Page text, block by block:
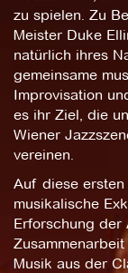
zu spielen. Zu
Meister Duke
natürlich ihres
gemeinsame
Improvisation
es ihr Ziel, die
Wiener
vereinen.
Auf diese
musikalische
Erforschung der
Musik aus der